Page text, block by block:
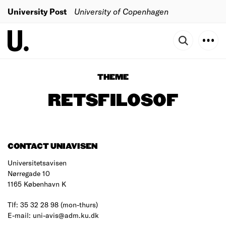
University Post University of Copenhagen
THEME
RETSFILOSOF
CONTACT UNIAVISEN
Universitetsavisen
Nørregade 10
1165 København K
Tlf: 35 32 28 98 (mon-thurs)
E-mail: uni-avis@adm.ku.dk